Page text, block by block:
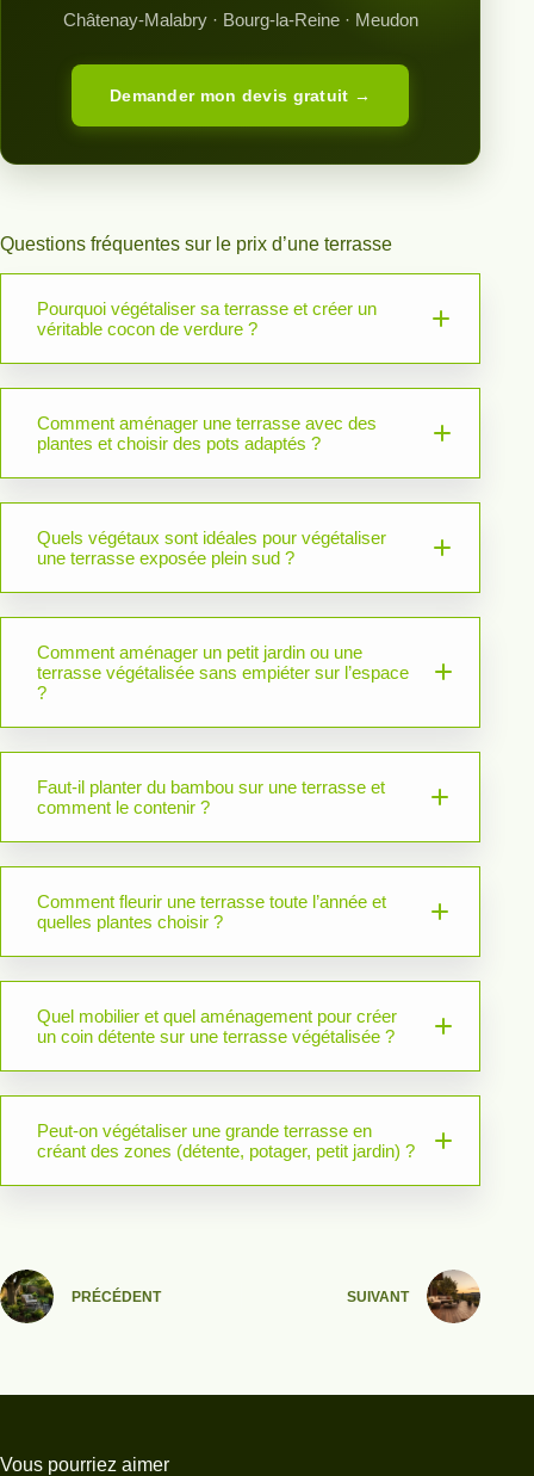
Châtenay-Malabry · Bourg-la-Reine · Meudon
Demander mon devis gratuit →
Questions fréquentes sur le prix d’une terrasse
Pourquoi végétaliser sa terrasse et créer un
véritable cocon de verdure ?
Comment aménager une terrasse avec des
plantes et choisir des pots adaptés ?
Quels végétaux sont idéales pour végétaliser
une terrasse exposée plein sud ?
Comment aménager un petit jardin ou une
terrasse végétalisée sans empiéter sur l’espace
?
Faut-il planter du bambou sur une terrasse et
comment le contenir ?
Comment fleurir une terrasse toute l’année et
quelles plantes choisir ?
Quel mobilier et quel aménagement pour créer
un coin détente sur une terrasse végétalisée ?
Peut-on végétaliser une grande terrasse en
créant des zones (détente, potager, petit jardin) ?
PRÉCÉDENT SUIVANT
Vous pourriez aimer